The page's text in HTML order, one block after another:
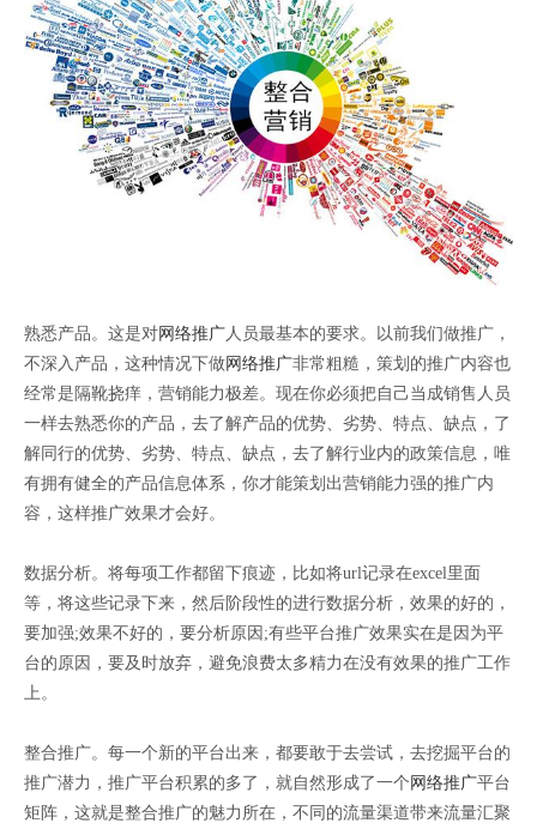
熟悉产品。这是对网络推广 人员最基本的要求。以前我们做推广，
不深入产品，这种情况下做网络推广非常粗糙，策划的推广内容也
经常是隔靴挠痒，营销能力极差。现在你必须把自己当成销售人员
一样去熟悉你的产品，去了解产品的优势、劣势、特点、缺点，了
解同行的优势、劣势、特点、缺点，去了解行业内的政策信息，唯
有拥有健全的产品信息体系，你才能策划出营销能力强的推广内
容，这样推广效果才会好。
数据分析。将每项工作都留下痕迹，比如将url记录在excel里面
等，将这些记录下来，然后阶段性的进行数据分析，效果的好的，
要加强;效果不好的，要分析原因;有些平台推广效果实在是因为平
台的原因，要及时放弃，避免浪费太多精力在没有效果的推广工作
上。
整合推广。每一个新的平台出来，都要敢于去尝试，去挖掘平台的
推广潜力，推广平台积累的多了，就自然形成了一个网络推广平台
矩阵，这就是整合推广的魅力所在，不同的流量渠道带来流量汇聚